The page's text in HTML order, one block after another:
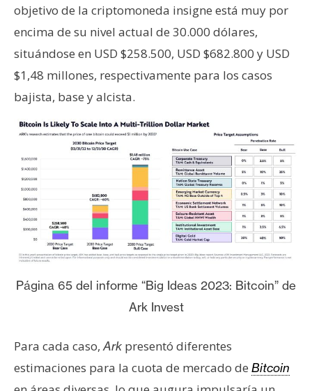
R
e
c
u
s
o
s
n
t
a
t
P
u
objetivo de la criptomoneda insigne está muy por
encima de su nivel actual de 30.000 dólares,
situándose en USD $258.500, USD $682.800 y USD
$1,48 millones, respectivamente para los casos
bajista, base y alcista.
Página 65 del informe “Big Ideas 2023: Bitcoin” de
Ark Invest
Para cada caso,Ark presentó diferentes
estimaciones para la cuota de mercado de Bitcoin